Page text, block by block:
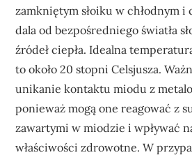
zamkniętym słoiku w chłodnym i
dala od bezpośredniego światła
źródeł ciepła. Idealna
to około 20 stopni Celsjusza.
unikanie kontaktu miodu z
ponieważ mogą one reagować z
zawartymi w miodzie i wpływać
właściwości zdrowotne. W